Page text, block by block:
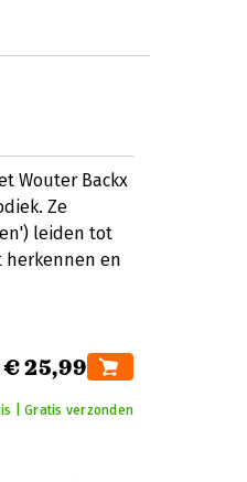
Wouter Backx
Ze
leiden tot
herkennen en
€ 25,99
| Gratis verzonden